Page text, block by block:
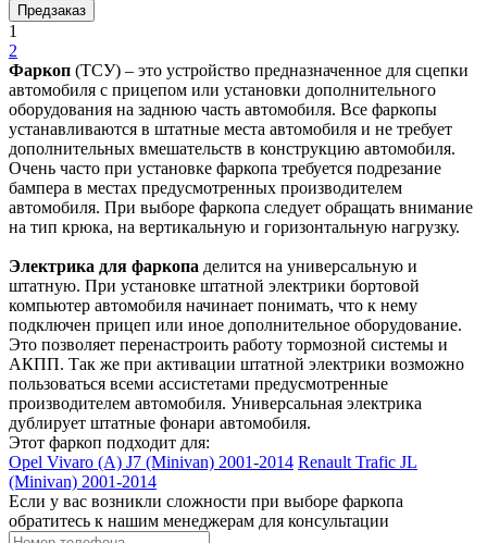
Предзаказ
1
2
Фаркоп (ТСУ) – это устройство предназначенное для сцепки
автомобиля с прицепом или установки дополнительного
оборудования на заднюю часть автомобиля. Все фаркопы
устанавливаются в штатные места автомобиля и не требует
дополнительных вмешательств в конструкцию автомобиля.
Очень часто при установке фаркопа требуется подрезание
бампера в местах предусмотренных производителем
автомобиля. При выборе фаркопа следует обращать внимание
на тип крюка, на вертикальную и горизонтальную нагрузку.
Электрика для фаркопа делится на универсальную и
штатную. При установке штатной электрики бортовой
компьютер автомобиля начинает понимать, что к нему
подключен прицеп или иное дополнительное оборудование.
Это позволяет перенастроить работу тормозной системы и
АКПП. Так же при активации штатной электрики возможно
пользоваться всеми ассистетами предусмотренные
производителем автомобиля. Универсальная электрика
дублирует штатные фонари автомобиля.
Этот фаркоп подходит для:
Opel Vivaro (A) J7 (Minivan) 2001-2014 Renault Trafic JL
(Minivan) 2001-2014
Если у вас возникли сложности при выборе фаркопа
обратитесь к нашим менеджерам для консультации